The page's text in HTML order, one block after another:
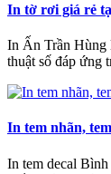
In tờ rơi giá rẻ
In Ấn Trần Hùng
thuật số đáp ứng
In tem nhãn,
In tem decal